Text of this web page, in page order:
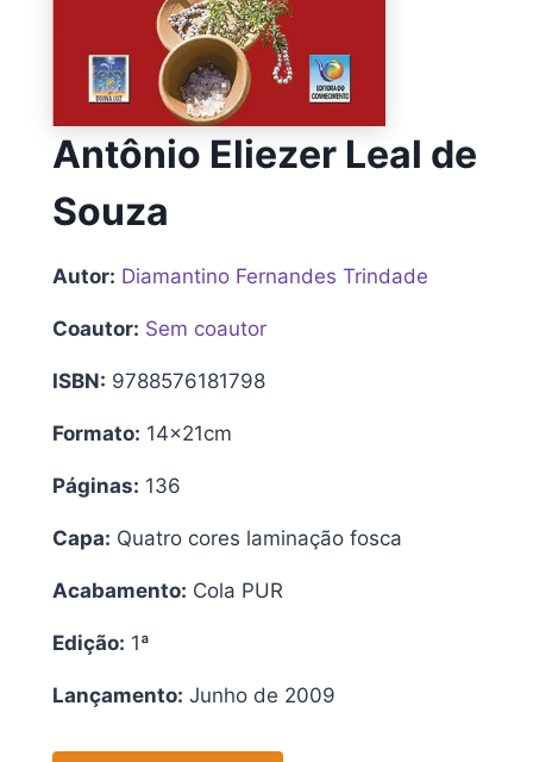
Antônio Eliezer Leal de
Souza
Autor: Diamantino Fernandes Trindade
Coautor: Sem coautor
ISBN: 9788576181798
Formato: 14x21cm
Páginas: 136
Capa: Quatro cores laminação fosca
Acabamento: Cola PUR
Edição: 1ª
Lançamento: Junho de 2009